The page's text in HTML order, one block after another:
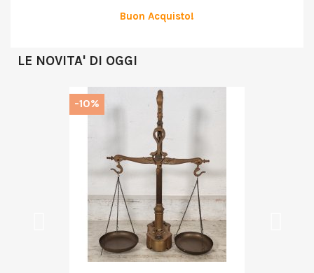
Buon Acquisto!
LE NOVITA' DI OGGI
-10%